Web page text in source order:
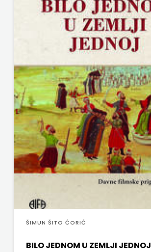
ŠIMUN ŠITO ĆORIĆ
BILO JEDNOM U ZEMLJI JEDNOJ